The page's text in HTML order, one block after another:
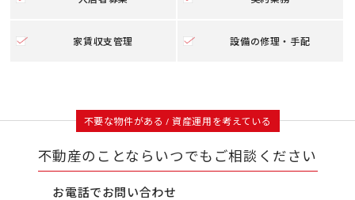
家賃収支管理 設備の修理・手配
不要な物件がある / 資産運用を考えている
不動産のことならいつでもご相談ください
お電話でお問い合わせ